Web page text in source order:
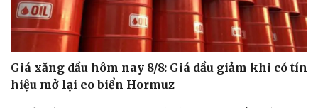
Giá xăng dầu hôm nay 8/8: Giá dầu giảm khi có tín
hiệu mở lại eo biển Hormuz